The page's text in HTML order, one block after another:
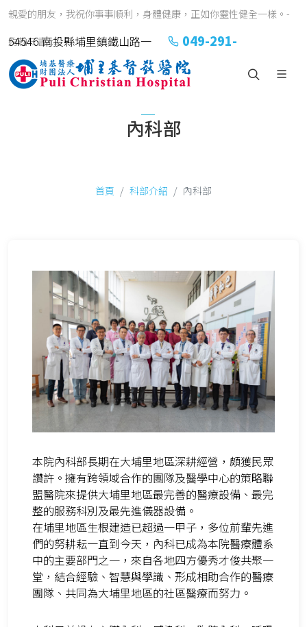
親愛的朋友，我祝你事事順利，身體健康，正如你靈性健全一樣。-
約翰三書1:2
54546 南投縣埔里鎮鐵山路一
號
049-291-
2151#2152
內科部
首頁 科部介紹 內科部
本院內科部長期在大埔里地區深耕經營，頗獲民眾
讚許。擁有跨領域合作的團隊及醫學中心的策略聯
盟醫院來提供大埔里地區最完善的醫療設備、最完
整的服務科別及最先進儀器設備。
在埔里地區生根建造已超過一甲子，多位前輩先進
們的努耕耘一直到今天，內科已成為本院醫療體系
中的主要部門之一，來自各地四方優秀才俊共聚一
堂，結合經驗、智慧與學識、形成相助合作的醫療
團隊、共同為大埔里地區的社區醫療而努力。